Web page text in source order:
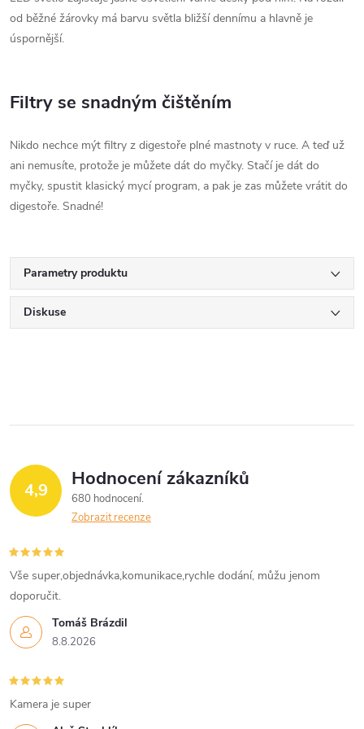
od běžné žárovky má barvu světla bližší dennímu a hlavně je
úspornější.
Filtry se snadným čištěním
Nikdo nechce mýt filtry z digestoře plné mastnoty v ruce. A teď už
ani nemusíte, protože je můžete dát do myčky. Stačí je dát do
myčky, spustit klasický mycí program, a pak je zas můžete vrátit do
digestoře. Snadné!
Parametry produktu
Diskuse
4,9 Hodnocení zákazníků
680 hodnocení
Zobrazit recenze
Tomáš Brázdil
8.8.2026
Vše super,objednávka,komunikace,rychle dodání, můžu jenom
doporučit.
Kamera je super